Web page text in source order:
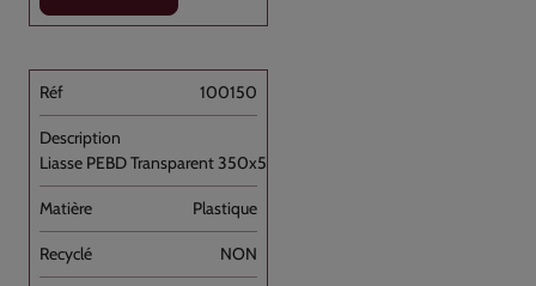
100150
Liasse PEBD Transparent 350x500+P [...]
Plastique
NON